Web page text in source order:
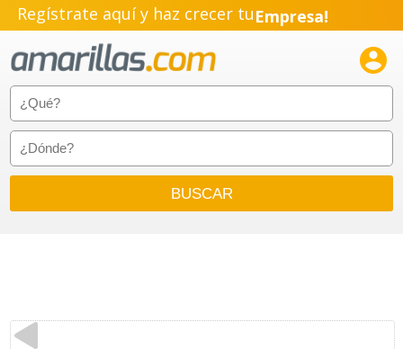
Regístrate aquí y haz crecer tuEmpresa!
Pyme!
Emprendimiento!
